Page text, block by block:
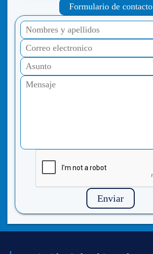
Formulario de contacto
Enviar